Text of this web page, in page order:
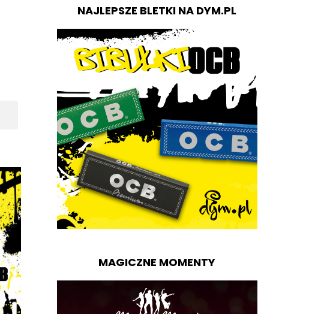
NAJLEPSZE BLETKI NA DYM.PL
MAGICZNE MOMENTY